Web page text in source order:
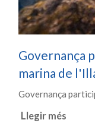
Governança
marina de
Governança
Llegir més